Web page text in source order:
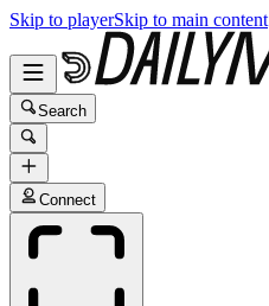
Skip to playerSkip to main content
Search
Connect